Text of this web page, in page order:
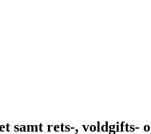
samt rets-, voldgifts-